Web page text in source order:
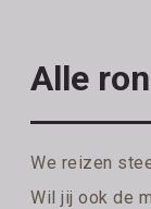
Alle
We reizen
Wil jij ook de